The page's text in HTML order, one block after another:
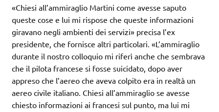
«Chiesi all’ammiraglio Martini come avesse saputo
queste cose e lui mi rispose che queste informazioni
giravano negli ambienti dei servizi» precisa l’ex
presidente, che fornisce altri particolari. «L’ammiraglio
durante il nostro colloquio mi riferì anche che sembrava
che il pilota francese si fosse suicidato, dopo aver
appreso che l’aereo che aveva colpito era in realtà un
aereo civile italiano. Chiesi all’ammiraglio se avesse
chiesto informazioni ai francesi sul punto, ma lui mi